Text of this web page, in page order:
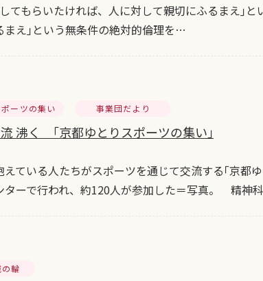
てもらいたければ、人に対して親切にふるまえ｣
まえ｣という無条件の絶対的倫理を…
ーツの集い 事業団だより
沸く ｢京都ゆとりスポーツの集い｣
ている人たちがスポーツを通じて交流する｢京都
ターで行われ、約120人が参加した＝写真。 精神
輪